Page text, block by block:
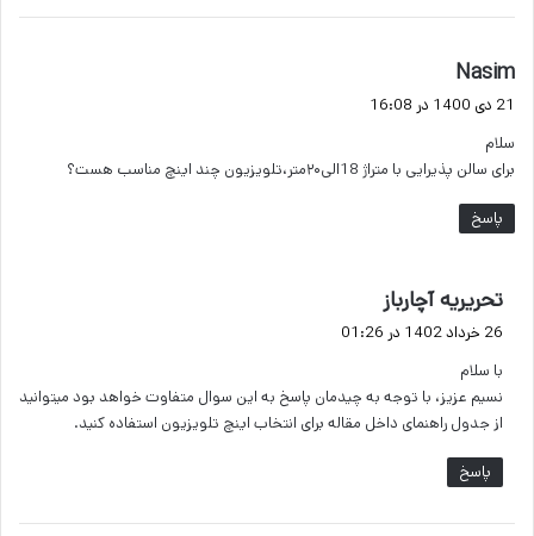
Nasim
ف
21 دی 1400 در 16:08
سلام
برای سالن پذیرایی با متراژ 18الی۲۰متر،تلویزیون چند اینچ مناسب هست؟
پاسخ
تحریریه آچارباز
ف
26 خرداد 1402 در 01:26
با سلام
نسیم عزیز، با توجه به چیدمان پاسخ به این سوال متفاوت خواهد بود میتوانید
از جدول راهنمای داخل مقاله برای انتخاب اینچ تلویزیون استفاده کنید.
پاسخ